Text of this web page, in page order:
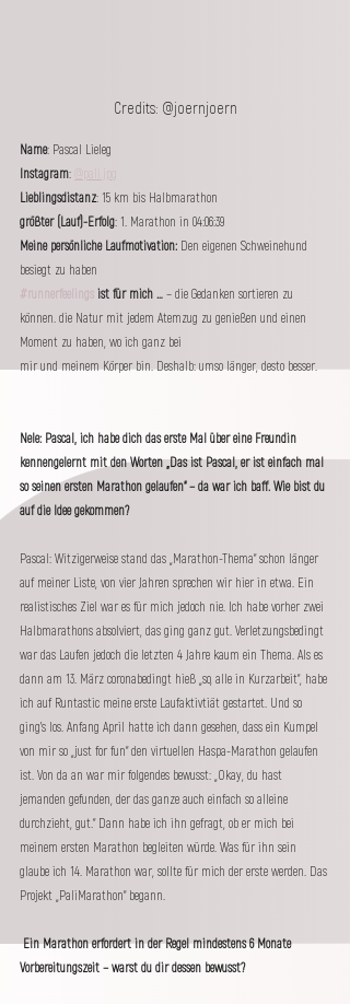
Credits: @joernjoern
Name: Pascal Lieleg
Instagram:
Lieblingsdistanz: 15 km bis Halbmarathon
größter (Lauf)-Erfolg: 1. Marathon in 04:06:39
Meine persönliche Laufmotivation: Den eigenen Schweinehund
besiegt zu haben
#runnerfeelings ist für mich … – die Gedanken sortieren zu
können. die Natur mit jedem Atemzug zu genießen und einen
mir und meinem Körper bin. Deshalb: umso länger, desto besser.
Nele: Pascal, ich habe dich das erste Mal über eine Freundin
kennengelernt mit den Worten „Das ist Pascal, er ist einfach mal
so seinen ersten Marathon gelaufen“ – da war ich baff. Wie bist du
auf die Idee gekommen?
Pascal: Witzigerweise stand das „Marathon-Thema“ schon länger
auf meiner Liste, von vier Jahren sprechen wir hier in etwa. Ein
realistisches Ziel war es für mich jedoch nie. Ich habe vorher zwei
Halbmarathons absolviert, das ging ganz gut. Verletzungsbedingt
war das Laufen jedoch die letzten 4 Jahre kaum ein Thema. Als es
dann am 13. März coronabedingt hieß „so, alle in Kurzarbeit“, habe
ich auf Runtastic meine erste Laufaktivtiät gestartet. Und so
ging’s los. Anfang April hatte ich dann gesehen, dass ein Kumpel
von mir so „just for fun“ den virtuellen Haspa-Marathon gelaufen
ist. Von da an war mir folgendes bewusst: „Okay, du hast
jemanden gefunden, der das ganze auch einfach so alleine
durchzieht, gut.“ Dann habe ich ihn gefragt, ob er mich bei
meinem ersten Marathon begleiten würde. Was für ihn sein
glaube ich 14. Marathon war, sollte für mich der erste werden. Das
Projekt „PaliMarathon“ begann.
Ein Marathon erfordert in der Regel mindestens 6 Monate
Vorbereitungszeit – warst du dir dessen bewusst?